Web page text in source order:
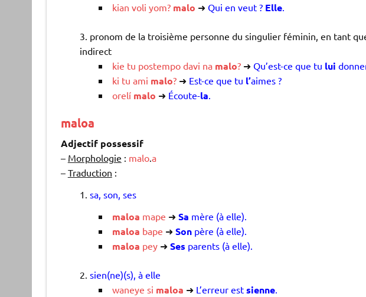
kian voli yom? malo ➜ Qui en veut ? Elle.
pronom de la troisième personne du singulier féminin, en tant
indirect
kie tu postempo davi na malo?➜ Qu’est-ce que tu lui
ki tu ami malo?➜ Est-ce que tu l’aimes ?
orelí malo ➜ Écoute-la
maloa
Adjectif possessif
– Morphologie : malo. a
– Traduction :
sa, son, ses
maloa mape ➜ Sa mère (à elle).
maloa bape ➜ Sonpère (à elle).
maloa pey➜ Ses parents (à elle).
sien(ne)(s), à elle
waneye si maloa ➜ L’erreur est sienne.